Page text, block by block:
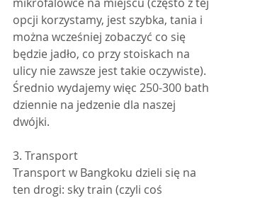
opcji korzystamy, jest szybka, tania i
można wcześniej zobaczyć co się
będzie jadło, co przy stoiskach na
ulicy nie zawsze jest takie oczywiste).
Średnio wydajemy więc 250-300 bath
dziennie na jedzenie dla naszej
dwójki.
3. Transport
Transport w Bangkoku dzieli się na
ten drogi: sky train (czyli coś